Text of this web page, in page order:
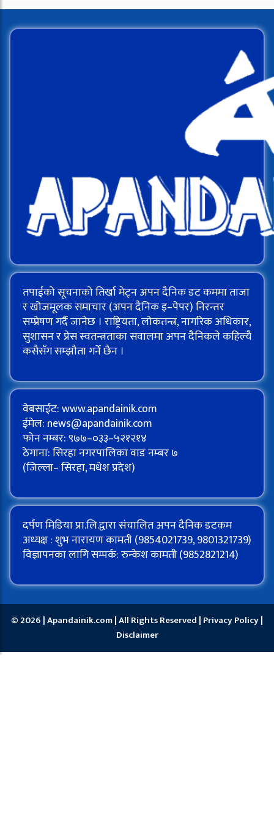
तपाईको सूचनाको तिर्खा मेट्न अपन दैनिक डट कममा ताजा
र खोजमूलक समाचार (अपन दैनिक इ–पेपर) निरन्तर
सम्प्रेषण गर्दै जानेछ । राष्ट्रियता, लोकतन्त्र, नागरिक अधिकार,
सुशासन र प्रेस स्वतन्त्रताका सवालमा अपन दैनिकले कहिल्यै
कसैसँग सम्झौता गर्ने छैन ।
वेबसाईट: www.apandainik.com
ईमेल: news@apandainik.com
फोन नम्बर: ९७७–०३३–५२१२१४
ठेगाना: सिरहा नगरपालिका वाड नम्बर ७
(जिल्ला– सिरहा, मधेश प्रदेश)
दर्पण मिडिया प्रा.लि.द्वारा संचालित अपन दैनिक डटकम
अध्यक्ष : शुभ नारायण कामती (9854021739, 9801321739)
विज्ञापनका लागि सम्पर्क: रुन्केश कामती (9852821214)
© 2026 | Apandainik.com | All Rights Reserved | Privacy Policy|
Disclaimer